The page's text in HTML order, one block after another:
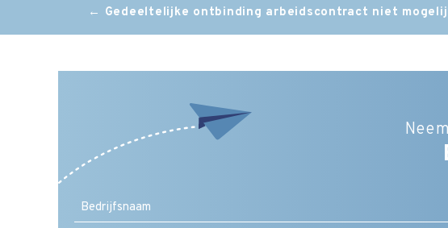
navigation
← Gedeeltelijke ontbinding arbeidscontract niet